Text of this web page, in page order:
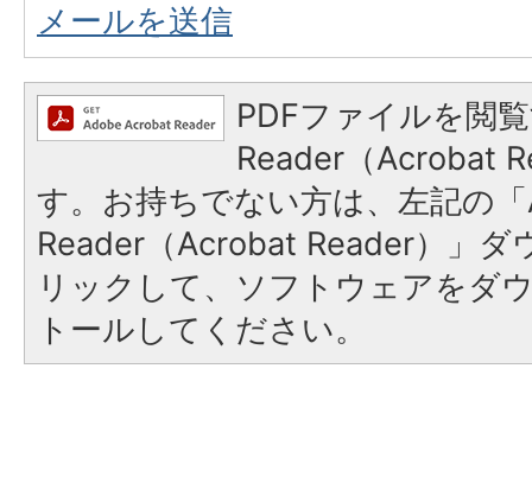
メールを送信
PDFファイルを閲
Reader（Acrobat
す。お持ちでない方は、左記の
Reader（Acrobat Reader）」ダ
リックして、ソフトウェアをダ
トールしてください。